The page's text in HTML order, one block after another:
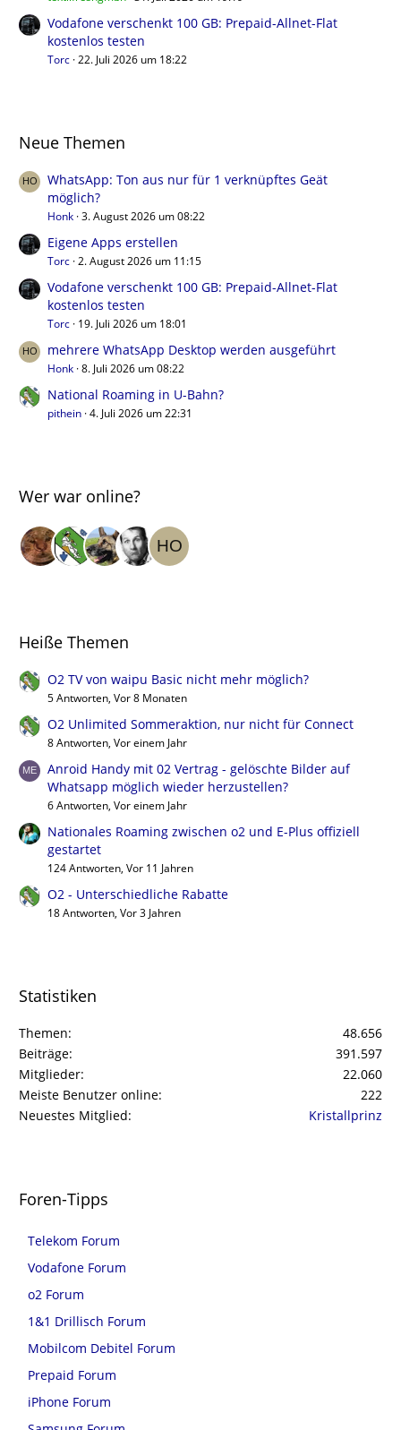
Vodafone verschenkt 100 GB: Prepaid-Allnet-Flat
kostenlos testen
Torc 22. Juli 2026 um 18:22
Neue Themen
WhatsApp: Ton aus nur für 1 verknüpftes Geät
möglich?
Honk 3. August 2026 um 08:22
Eigene Apps erstellen
Torc 2. August 2026 um 11:15
Vodafone verschenkt 100 GB: Prepaid-Allnet-Flat
kostenlos testen
Torc 19. Juli 2026 um 18:01
mehrere WhatsApp Desktop werden ausgeführt
Honk 8. Juli 2026 um 08:22
National Roaming in U-Bahn?
pithein 4. Juli 2026 um 22:31
Wer war online?
Heiße Themen
O2 TV von waipu Basic nicht mehr möglich?
5 Antworten, Vor 8 Monaten
O2 Unlimited Sommeraktion, nur nicht für Connect
8 Antworten, Vor einem Jahr
Anroid Handy mit 02 Vertrag - gelöschte Bilder auf
Whatsapp möglich wieder herzustellen?
6 Antworten, Vor einem Jahr
Nationales Roaming zwischen o2 und E-Plus offiziell
gestartet
124 Antworten, Vor 11 Jahren
O2 - Unterschiedliche Rabatte
18 Antworten, Vor 3 Jahren
Statistiken
Themen
48.656
Beiträge
391.597
Mitglieder
22.060
Meiste Benutzer online
222
Neuestes Mitglied
Kristallprinz
Foren-Tipps
Telekom Forum
Vodafone Forum
o2 Forum
1&1 Drillisch Forum
Mobilcom Debitel Forum
Prepaid Forum
iPhone Forum